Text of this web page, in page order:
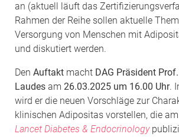
an (aktuell läuft das
Rahmen der Reihe sollen aktuelle
Versorgung von Menschen mit
und diskutiert werden.
Den Auftakt macht DAG Präsident
Laudes am 26.03.2025 um 16.00 Uhr.
wird er die neuen Vorschläge zur
klinischen Adipositas vorstellen, die
Lancet Diabetes & Endocrinology